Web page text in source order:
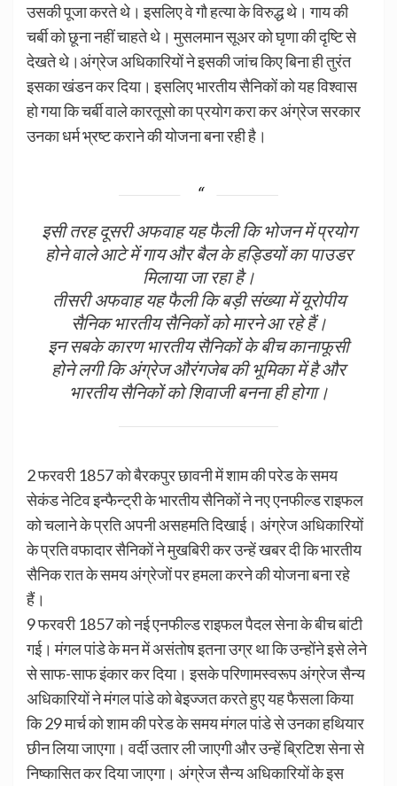
उसकी पूजा करते थे। इसलिए वे गौ हत्या के विरुद्ध थे। गाय की
चर्बी को छूना नहीं चाहते थे। मुसलमान सूअर को घृणा की दृष्टि से
देखते थे।अंग्रेज अधिकारियों ने इसकी जांच किए बिना ही तुरंत
इसका खंडन कर दिया। इसलिए भारतीय सैनिकों को यह विश्वास
हो गया कि चर्बी वाले कारतूसो का प्रयोग करा कर अंग्रेज सरकार
उनका धर्म भ्रष्ट कराने की योजना बना रही है।
इसी तरह दूसरी अफवाह यह फैली कि भोजन में प्रयोग
होने वाले आटे में गाय और बैल के हड्डियों का पाउडर
मिलाया जा रहा है।
तीसरी अफवाह यह फैली कि बड़ी संख्या में यूरोपीय
सैनिक भारतीय सैनिकों को मारने आ रहे हैं।
इन सबके कारण भारतीय सैनिकों के बीच कानाफूसी
होने लगी कि अंग्रेज औरंगजेब की भूमिका में है और
भारतीय सैनिकों को शिवाजी बनना ही होगा।
2 फरवरी 1857 को बैरकपुर छावनी में शाम की परेड के समय
सेकंड नेटिव इन्फैन्ट्री के भारतीय सैनिकों ने नए एनफील्ड राइफल
को चलाने के प्रति अपनी असहमति दिखाई। अंग्रेज अधिकारियों
के प्रति वफादार सैनिकों ने मुखबिरी कर उन्हें खबर दी कि भारतीय
सैनिक रात के समय अंग्रेजों पर हमला करने की योजना बना रहे
हैं।
9 फरवरी 1857 को नई एनफील्ड राइफल पैदल सेना के बीच बांटी
गई। मंगल पांडे के मन में असंतोष इतना उग्र था कि उन्होंने इसे लेने
से साफ-साफ इंकार कर दिया। इसके परिणामस्वरूप अंग्रेज सैन्य
अधिकारियों ने मंगल पांडे को बेइज्जत करते हुए यह फैसला किया
कि 29 मार्च को शाम की परेड के समय मंगल पांडे से उनका हथियार
छीन लिया जाएगा। वर्दी उतार ली जाएगी और उन्हें ब्रिटिश सेना से
निष्कासित कर दिया जाएगा। अंग्रेज सैन्य अधिकारियों के इस